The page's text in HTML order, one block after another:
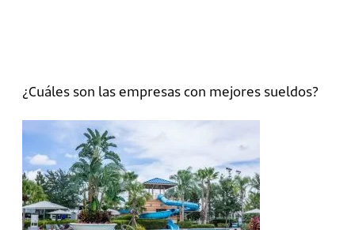
¿Cuáles son las empresas con mejores sueldos?